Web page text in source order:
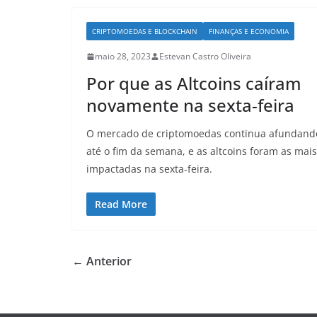
CRIPTOMOEDAS E BLOCKCHAIN FINANÇAS E ECONOMIA
maio 28, 2023 Estevan Castro Oliveira
Por que as Altcoins caíram
novamente na sexta-feira
O mercado de criptomoedas continua
até o fim da semana, e as altcoins foram as mais
impactadas na sexta-feira.
Read More
← Anterior